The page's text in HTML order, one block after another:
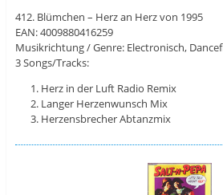
412. Blümchen – Herz an Herz von 1995
EAN: 4009880416259
Musikrichtung / Genre: Electronisch,
3 Songs/Tracks:
Herz in der Luft Radio Remix
Langer Herzenwunsch Mix
Herzensbrecher Abtanzmix